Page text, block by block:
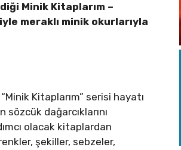
Minik Kitaplarım –
meraklı minik okurlarıyla
Kitaplarım” serisi hayatı
dağarcıklarını
olacak kitaplardan
şekiller, sebzeler,